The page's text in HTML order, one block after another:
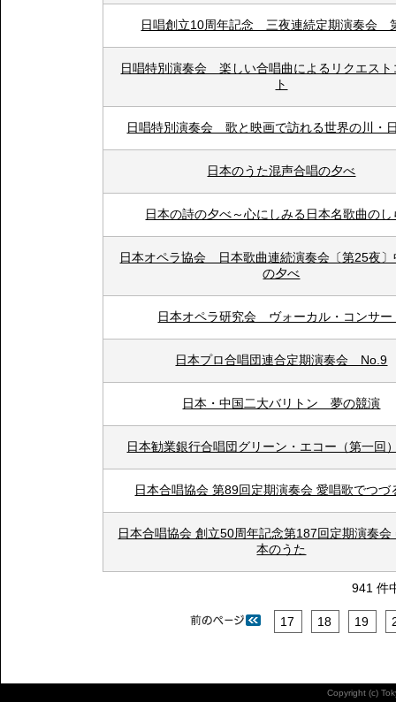
日唱創立10周年記念 三夜連続定期演奏会
日唱特別演奏会 楽しい合唱曲によるリクエスト
ト
日唱特別演奏会 歌と映画で訪れる世界の川・
日本のうた混声合唱の夕べ
日本の詩の夕べ～心にしみる日本名歌曲のし
日本オペラ協会 日本歌曲連続演奏会〔第25夜〕
の夕べ
日本オペラ研究会 ヴォーカル・コンサー
日本プロ合唱団連合定期演奏会 No.9
日本・中国二大バリトン 夢の競演
日本勧業銀行合唱団グリーン・エコー（第一回
日本合唱協会 第89回定期演奏会 愛唱歌でつづ
日本合唱協会 創立50周年記念第187回定期演奏会
本のうた
941 件
17 18 19
Copyright (c)